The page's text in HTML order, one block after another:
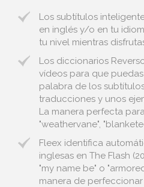
Los subtítulos
en inglés y/o en tu
tu nivel mientras
Los diccionarios
vídeos para que
palabra de los
traducciones y unos
La manera perfecta
"weathervane",
Fleex identifica
inglesas en The Flash
"my name be" o
manera de perfeccionar